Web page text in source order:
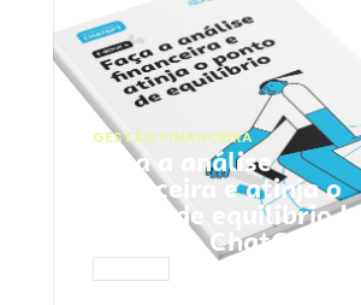
GESTÃO FINANCEIRA
Faça a análise
financeira e atinja o
ponto de equilíbrio |
Prompts ChatGPT